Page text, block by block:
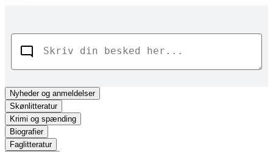
Nyhederog anmeldelser
Skønlitteratur
Krimi og spænding
Biografier
Faglitteratur